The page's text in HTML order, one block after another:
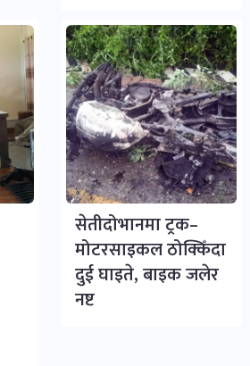
सेतीदोभानमा ट्रक–
मोटरसाइकल ठोक्किँदा
दुई घाइते, बाइक जलेर
नष्ट